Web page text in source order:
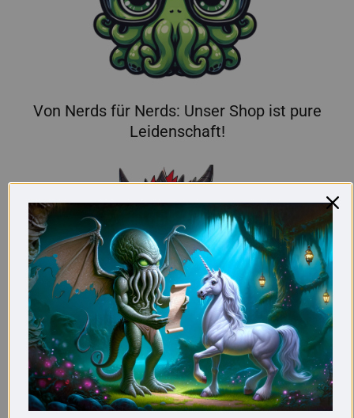
Von Nerds für Nerds: Unser Shop ist pure
Leidenschaft!
Hier findest du wirklich originelle Geschenke
für Nerds.